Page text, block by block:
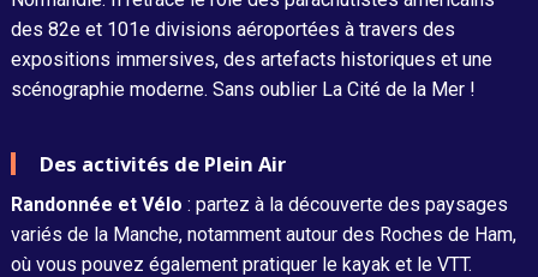
des 82e et 101e divisions aéroportées à travers des
expositions immersives, des artefacts historiques et une
scénographie moderne. Sans oublier La Cité de la Mer !
Des activités de Plein Air
Randonnée et Vélo : partez à la découverte des paysages
variés de la Manche, notamment autour des Roches de Ham,
où vous pouvez également pratiquer le kayak et le VTT.